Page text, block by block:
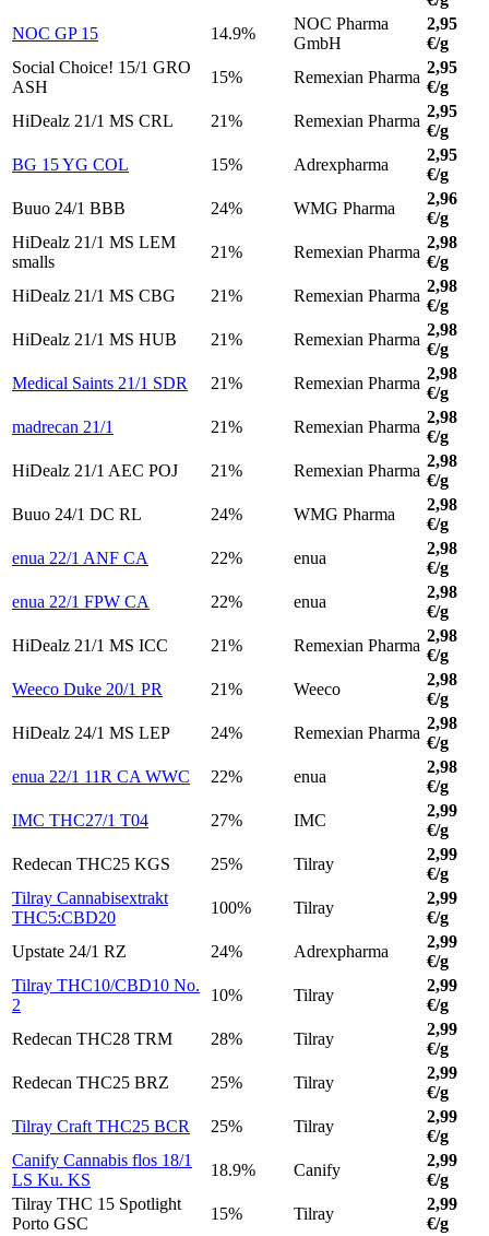
NOC GP 15
14.9%
NOC Pharma
GmbH
2,95
€/g
Social Choice! 15/1 GRO
ASH
15% Remexian Pharma
2,95
€/g
HiDealz 21/1 MS CRL
21% Remexian Pharma
2,95
€/g
BG 15 YG COL
15% Adrexpharma
2,95
€/g
Buuo 24/1 BBB
24% WMG Pharma
2,96
€/g
HiDealz 21/1 MS LEM
smalls
21% Remexian Pharma
2,98
€/g
HiDealz 21/1 MS CBG
21% Remexian Pharma
2,98
€/g
HiDealz 21/1 MS HUB
21% Remexian Pharma
2,98
€/g
Medical Saints 21/1 SDR
21% Remexian Pharma
2,98
€/g
madrecan 21/1
21% Remexian Pharma
2,98
€/g
HiDealz 21/1 AEC POJ
21% Remexian Pharma
2,98
€/g
Buuo 24/1 DC RL
24% WMG Pharma
2,98
€/g
enua 22/1 ANF CA
22% enua
2,98
€/g
enua 22/1 FPW CA
22% enua
2,98
€/g
HiDealz 21/1 MS ICC
21% Remexian Pharma
2,98
€/g
Weeco Duke 20/1 PR
21% Weeco
2,98
€/g
HiDealz 24/1 MS LEP
24% Remexian Pharma
2,98
€/g
enua 22/1 11R CA WWC
22% enua
2,98
€/g
IMC THC27/1 T04
27% IMC
2,99
€/g
Redecan THC25 KGS
25% Tilray
2,99
€/g
Tilray Cannabisextrakt
THC5:CBD20
100% Tilray
2,99
€/g
Upstate 24/1 RZ
24% Adrexpharma
2,99
€/g
Tilray THC10/CBD10 No.
2
10% Tilray
2,99
€/g
Redecan THC28 TRM
28% Tilray
2,99
€/g
Redecan THC25 BRZ
25% Tilray
2,99
€/g
Tilray Craft THC25 BCR
25% Tilray
2,99
€/g
Canify Cannabis flos 18/1
LS Ku. KS
18.9% Canify
2,99
€/g
Tilray THC 15 Spotlight
Porto GSC
15% Tilray
2,99
€/g